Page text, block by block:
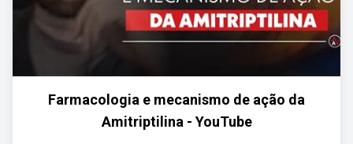
Farmacologia e mecanismo de ação da
Amitriptilina - YouTube